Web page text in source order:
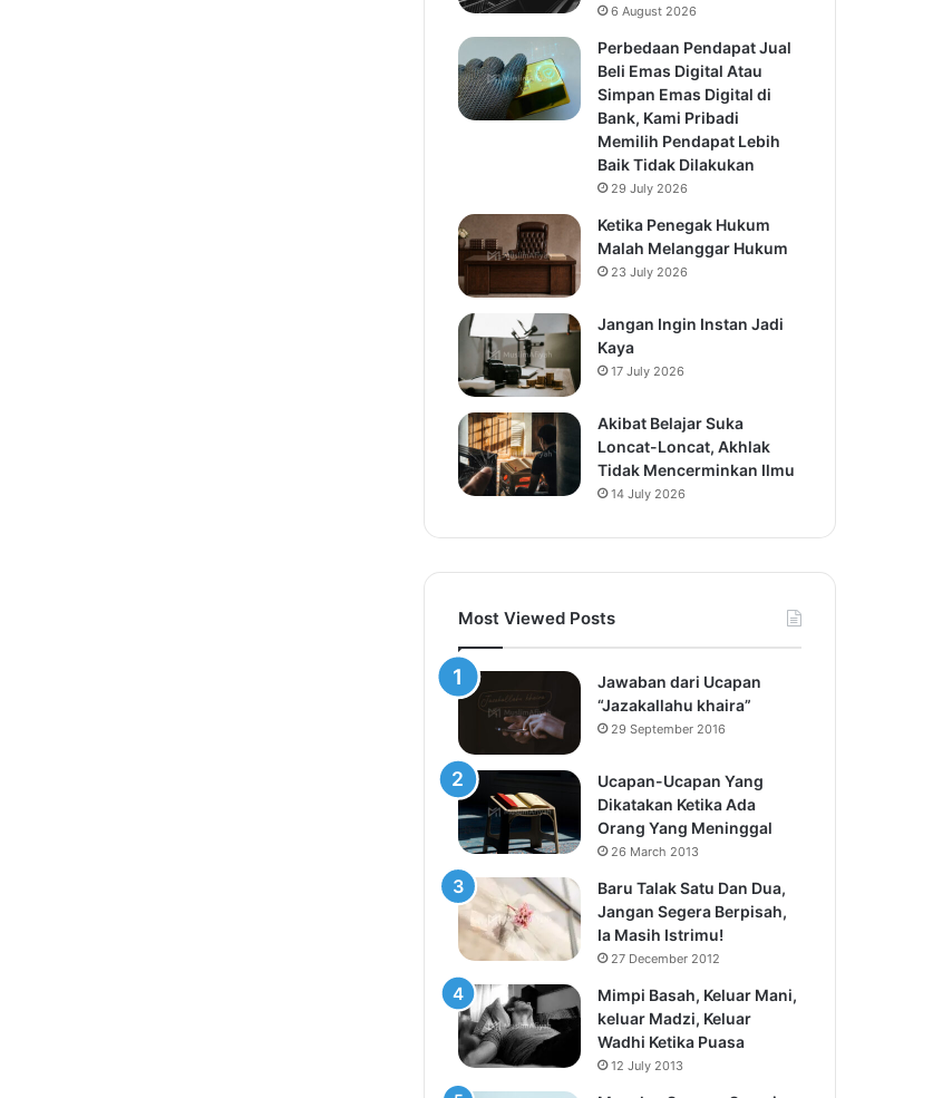
6 August 2026
Perbedaan Pendapat Jual
Beli Emas Digital Atau
Simpan Emas Digital di
Bank, Kami Pribadi
Memilih Pendapat Lebih
Baik Tidak Dilakukan
29 July 2026
Ketika Penegak Hukum
Malah Melanggar Hukum
23 July 2026
Jangan Ingin Instan Jadi
Kaya
17 July 2026
Akibat Belajar Suka
Loncat-Loncat, Akhlak
Tidak Mencerminkan Ilmu
14 July 2026
Most Viewed Posts
Jawaban dari Ucapan
“Jazakallahu khaira”
29 September 2016
Ucapan-Ucapan Yang
Dikatakan Ketika Ada
Orang Yang Meninggal
26 March 2013
Baru Talak Satu Dan Dua,
Jangan Segera Berpisah,
Ia Masih Istrimu!
27 December 2012
Mimpi Basah, Keluar Mani,
keluar Madzi, Keluar
Wadhi Ketika Puasa
12 July 2013